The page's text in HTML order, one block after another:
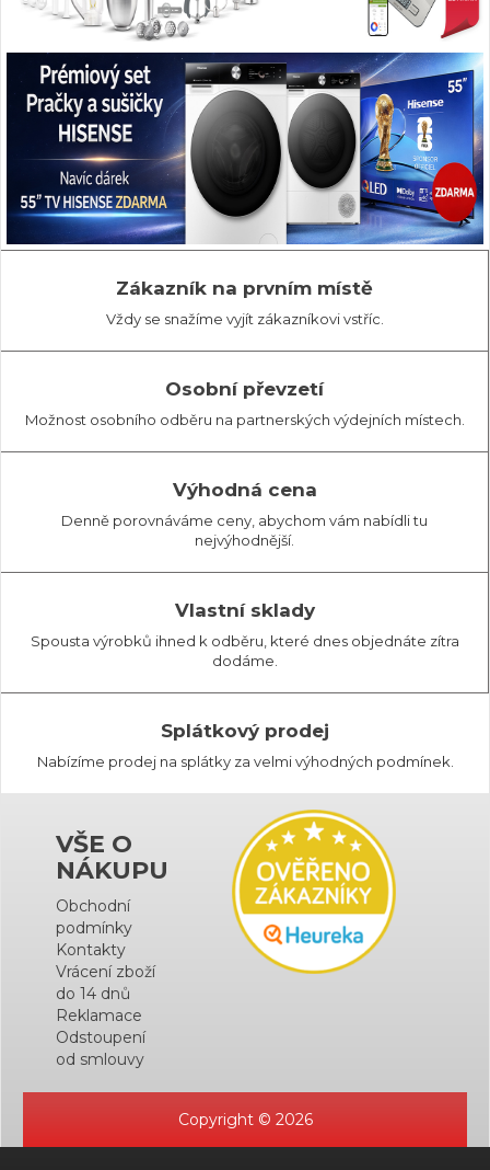
Zákazník na prvním místě
Vždy se snažíme vyjít zákazníkovi vstříc.
Osobní převzetí
Možnost osobního odběru na partnerských výdejních místech.
Výhodná cena
Denně porovnáváme ceny, abychom vám nabídli tu
nejvýhodnější.
Vlastní sklady
Spousta výrobků ihned k odběru, které dnes objednáte zítra
dodáme.
Splátkový prodej
Nabízíme prodej na splátky za velmi výhodných podmínek.
VŠE O
NÁKUPU
Obchodní
podmínky
Kontakty
Vrácení zboží
do 14 dnů
Reklamace
Odstoupení
od smlouvy
Copyright © 2026